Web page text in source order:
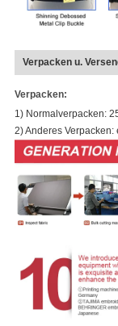
Verpacken u.
Verpacken:
1) Normalverpacken:
2)Anderes Verpacken: